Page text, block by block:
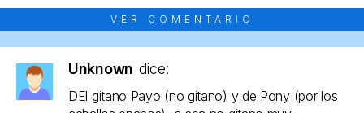
VER COMENTARIO
Unknown dice:
DEl gitano Payo (no gitano) y de Pony (por los